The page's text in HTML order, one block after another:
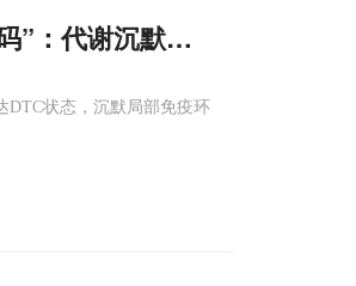
”：代谢沉默躲避免疫，
DTC状态，沉默局部免疫环